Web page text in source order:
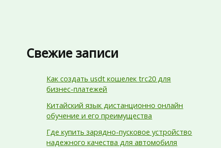
Свежие записи
Как создать usdt кошелек trc20 для
бизнес-платежей
Китайский язык дистанционно онлайн
обучение и его преимущества
Где купить зарядно-пусковое устройство
надежного качества для автомобиля